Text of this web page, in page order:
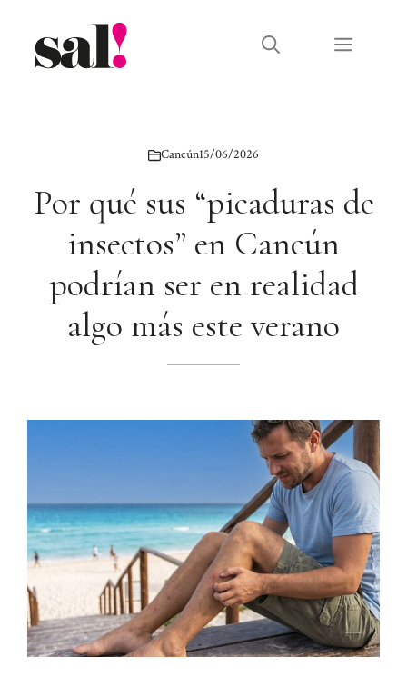
contenido
Menú
Cancún15/06/2026
Por qué sus “picaduras de
insectos” en Cancún
podrían ser en realidad
algo más este verano